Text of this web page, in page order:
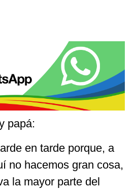
papá:
en tarde porque, a
no hacemos gran cosa,
la mayor parte del